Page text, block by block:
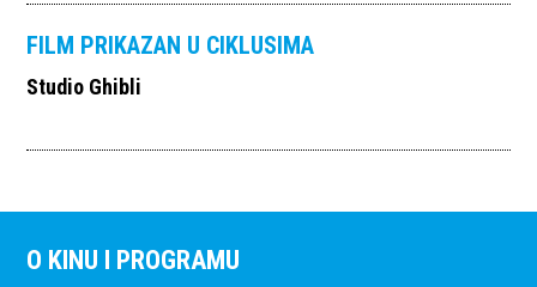
FILM PRIKAZAN U CIKLUSIMA
Studio Ghibli
O KINU I PROGRAMU